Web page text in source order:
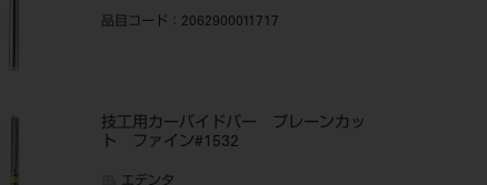
品目コード ：2062900011717
技工用カーバイドバー プレーンカッ
ト ファイン#1532
エデンタ